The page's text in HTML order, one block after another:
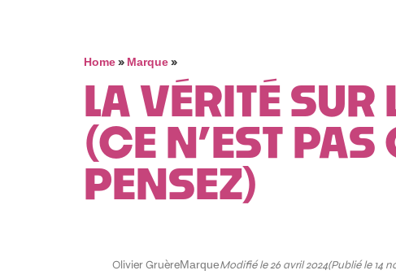
Home» Marque»
LA VÉRITÉ
(CE N’EST
PENSEZ)
Olivier GruèreMarqueModifié le 26 avril 2024(Publié le 14